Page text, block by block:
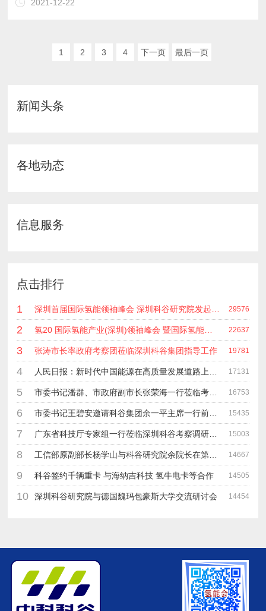
2021-12-22
1 2 3 4 下一页 最后一页
新闻头条
各地动态
信息服务
点击排行
1 深圳首届国际氢能领袖峰会 深圳科谷研究院发起主办 在深能源集团成功召开 会上相关单位 研发机构 龙头企业等签约合作 29576
2 氢20 国际氢能产业(深圳)领袖峰会 暨国际氢能产业链展览会 22637
3 张涛市长率政府考察团莅临深圳科谷集团指导工作 19781
4 人民日报：新时代中国能源在高质量发展道路上奋勇前进 17131
5 市委书记潘群、市政府副市长张荣海一行莅临考察指导工作 16753
6 市委书记王碧安邀请科谷集团余一平主席一行前往工业转移园考察合作 15435
7 广东省科技厅专家组一行莅临深圳科谷考察调研“未来能源中心”项目 15003
8 工信部原副部长杨学山与科谷研究院余院长在第九届中电博览会交流 14667
9 科谷签约千辆重卡 与海纳吉科技 氢牛电卡等合作 14505
10 深圳科谷研究院与德国魏玛包豪斯大学交流研讨会 14454